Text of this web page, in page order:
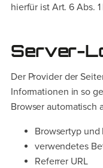
hierfür ist Art. 6 Abs.
Server-
Der Provider der
Informationen in so
Browser automatisch
Browsertyp und
verwendetes
Referrer URL